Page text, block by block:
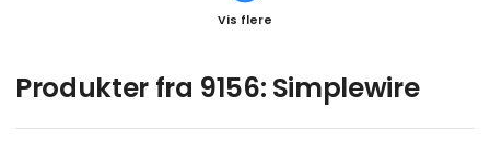
Produkter fra 9156: Simplewire